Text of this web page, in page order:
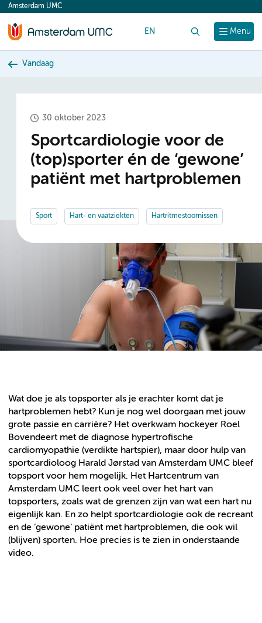
content
Menu
Amsterdam UMC
EN
Vandaag
30 oktober 2023
Sportcardiologie voor de
(top)sporter én de ‘gewone’
patiënt met hartproblemen
Sport Hart- en vaatziekten Hartritmestoornissen
Wat doe je als topsporter als je erachter komt dat je
hartproblemen hebt? Kun je nog wel doorgaan met jouw
grote passie en carrière? Het overkwam hockeyer Roel
Bovendeert met de diagnose hypertrofische
cardiomyopathie (verdikte hartspier), maar door hulp van
sportcardioloog Harald Jørstad van Amsterdam UMC bleef
topsport voor hem mogelijk. Het Hartcentrum van
Amsterdam UMC leert ook veel over het hart van
topsporters, zoals wat de grenzen zijn van wat een hart nu
eigenlijk kan. En zo helpt sportcardiologie ook de recreant
en de ‘gewone’ patiënt met hartproblemen, die ook wil
(blijven) sporten. Hoe precies is te zien in onderstaande
video.